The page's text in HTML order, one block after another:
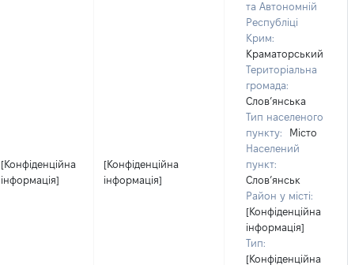
[Конфіденційна
інформація]
[Конфіденційна
інформація]
та Автономній
Республіці
Крим:
Краматорський
Територіальна
громада:
Слов’янська
Тип населеного
пункту:
Місто
Населений
пункт:
Слов’янськ
Район у місті:
[Конфіденційна
інформація]
Тип:
[Конфіденційна